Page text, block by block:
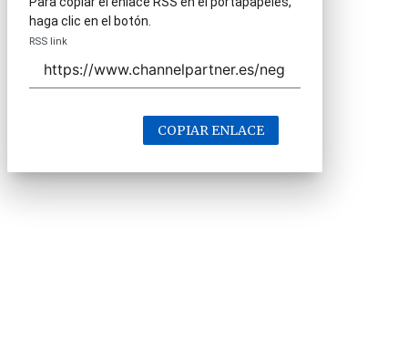
haga clic en el botón.
RSS link
COPIAR ENLACE